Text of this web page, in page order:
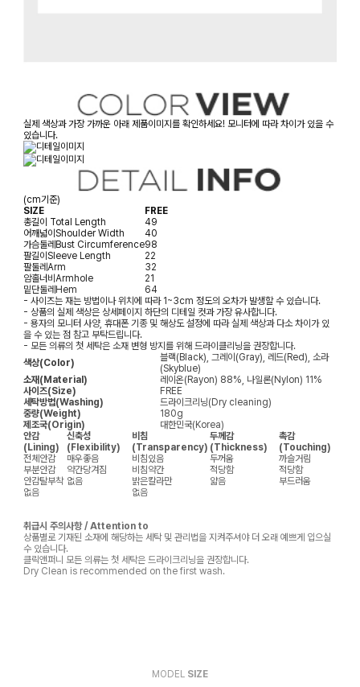
실제 색상과 가장 가까운 아래 제품이미지를 확인하세요! 모니터에 따라 차이가 있을 수
있습니다.
(cm기준)
SIZE
FREE
총길이 Total Length
49
어깨넓이 Shoulder Width
40
가슴둘레 Bust Circumference98
팔길이 Sleeve Length
22
팔둘레 Arm
32
암홀너비 Armhole
21
밑단둘레 Hem
64
- 사이즈는 재는 방법이나 위치에 따라 1~3cm 정도의 오차가 발생할 수 있습니다.
- 상품의 실제 색상은 상세페이지 하단의 디테일 컷과 가장 유사합니다.
- 용자의 모니터 사양, 휴대폰 기종 및 해상도 설정에 따라 실제 색상과 다소 차이가 있
을 수 있는 점 참고 부탁드립니다.
- 모든 의류의 첫 세탁은 소재 변형 방지를 위해 드라이클리닝을 권장합니다.
색상(Color)
블랙(Black), 그레이(Gray), 레드(Red), 소라
(Skyblue)
소재(Material)
레이온(Rayon) 88%, 나일론(Nylon) 11%
사이즈(Size)
FREE
세탁방법(Washing)
드라이크리닝(Dry cleaning)
중량(Weight)
180g
제조국(Origin)
대한민국(Korea)
안감
(Lining)
신축성
(Flexibility)
비침
(Transparency)
두께감
(Thickness)
촉감
(Touching)
전체안감
매우좋음 비침있음 두꺼움
까슬거림
부분안감
약간당겨짐 비침약간 적당함
적당함
안감탈부착 없음 밝은칼라만 얇음
부드러움
없음
없음
취급시 주의사항 / Attention to
상품별로 기재된 소재에 해당하는 세탁 및 관리법을 지켜주셔야 더 오래 예쁘게 입으실
수 있습니다.
클릭앤퍼니 모든 의류는 첫 세탁은 드라이크리닝을 권장합니다.
Dry Clean is recommended on the first wash.
MODEL SIZE